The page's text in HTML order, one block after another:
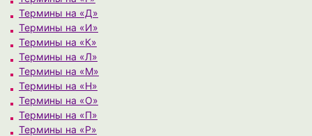
Термины на «Д»
Термины на «И»
Термины на «К»
Термины на «Л»
Термины на «М»
Термины на «Н»
Термины на «О»
Термины на «П»
Термины на «Р»